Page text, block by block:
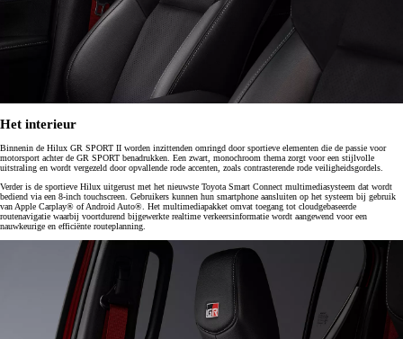
Het interieur
Binnenin de Hilux GR SPORT II worden inzittenden omringd door sportieve elementen die de passie voor
motorsport achter de GR SPORT benadrukken. Een zwart, monochroom thema zorgt voor een stijlvolle
uitstraling en wordt vergezeld door opvallende rode accenten, zoals contrasterende rode veiligheidsgordels.
Verder is de sportieve Hilux uitgerust met het nieuwste Toyota Smart Connect multimediasysteem dat wordt
bediend via een 8-inch touchscreen. Gebruikers kunnen hun smartphone aansluiten op het systeem bij gebruik
van Apple Carplay® of Android Auto®. Het multimediapakket omvat toegang tot cloudgebaseerde
routenavigatie waarbij voortdurend bijgewerkte realtime verkeersinformatie wordt aangewend voor een
nauwkeurige en efficiënte routeplanning.